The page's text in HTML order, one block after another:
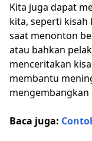
Kita juga dapat
kita, seperti
saat menonton
atau bahkan
menceritakan
membantu
Baca juga: